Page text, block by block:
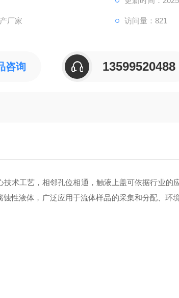
厂家 访问量：821
咨询 13599520488
技术工艺，相邻孔位相通，触液上盖可依据行业的
性液体，广泛应用于流体样品的采集和分配、环